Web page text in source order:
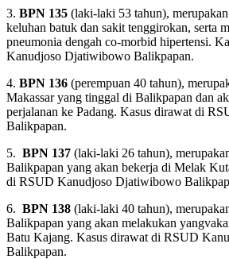
3. BPN 135 (laki-laki 53 tahun),
keluhan batuk dan sakit tenggirokan, serta
pneumonia dengah co-morbid hipertensi.
Kanudjoso Djatiwibowo Balikpapan.
4. BPN 136 (perempuan 40 tahun),
Makassar yang tinggal di Balikpapan dan
perjalanan ke Padang. Kasus dirawat di
Balikpapan.
5. BPN 137 (laki-laki 26 tahun),
Balikpapan yang akan bekerja di Melak
di RSUD Kanudjoso Djatiwibowo
6. BPN 138 (laki-laki 40 tahun),
Balikpapan yang akan melakukan
Batu Kajang. Kasus dirawat di RSUD
Balikpapan.